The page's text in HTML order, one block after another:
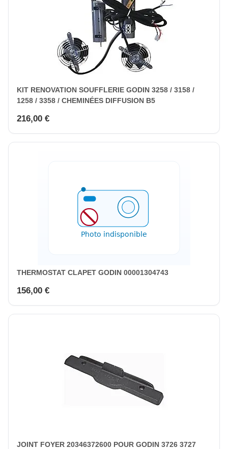
KIT RENOVATION SOUFFLERIE GODIN 3258 / 3158 /
1258 / 3358 / CHEMINÉES DIFFUSION B5
216,00 €
THERMOSTAT CLAPET GODIN 00001304743
156,00 €
JOINT FOYER 20346372600 POUR GODIN 3726 3727